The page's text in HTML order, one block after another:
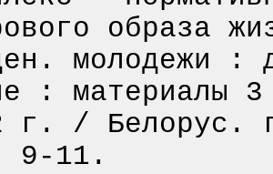
образа
молодежи :
: материалы
г. / Белорус.
9-11.